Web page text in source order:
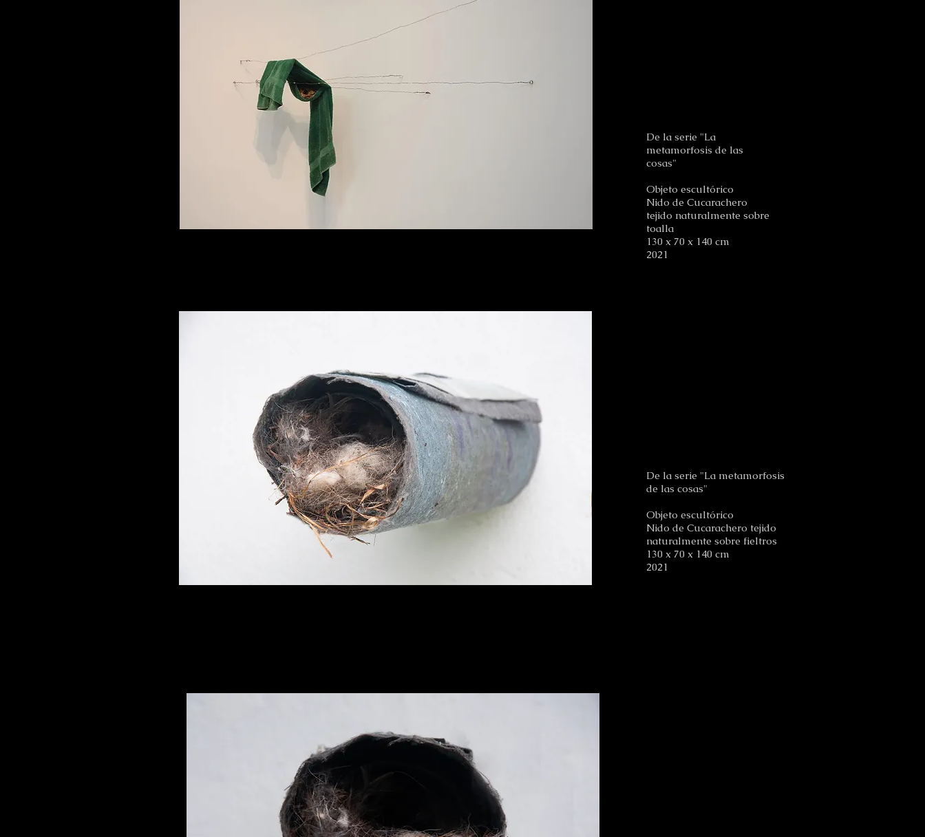
De la serie "La
metamorfosis de las
cosas"
Objeto escultórico
Nido de Cucarachero
tejido naturalmente sobre
toalla
130 x 70 x 140 cm
2021
De la serie "La metamorfosis
de las cosas"
Objeto escultórico
Nido de Cucarachero tejido
naturalmente sobre fieltros
130 x 70 x 140 cm
2021